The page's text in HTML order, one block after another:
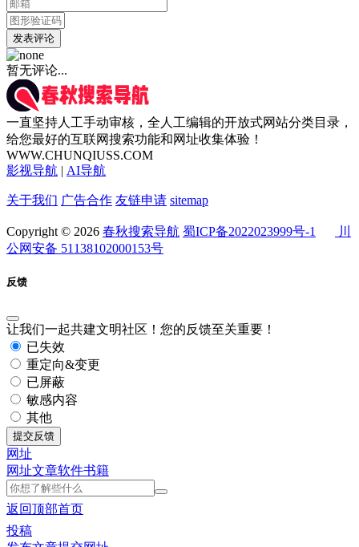
发表评论
暂无评论...
一直坚持人工手动审核，全人工编辑的开放式网站分类目录，
给您最好的互联网搜索功能和网址收集体验！
WWW.CHUNQIUSS.COM
影视导航 | AI导航
关于我们 广告合作 友链申请 sitemap
Copyright © 2026 春秋搜索导航 蜀ICP备2022023999号-1
川
公网安备 51138102000153号
反馈
让我们一起共建文明社区！您的反馈至关重要！
已失效
重定向&变更
已屏蔽
敏感内容
其他
提交反馈
网址
网址文章软件书籍
返回顶部首页
投稿